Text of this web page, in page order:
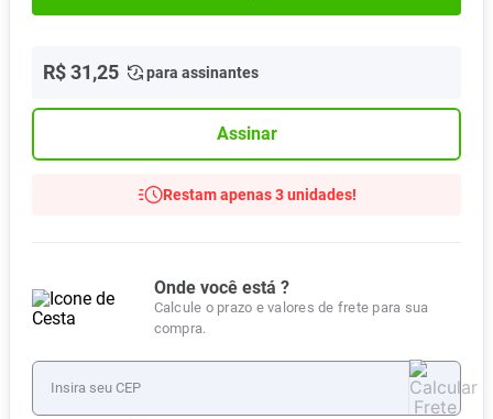
R$31,25 para assinantes
Assinar
Restam apenas 3 unidades!
Onde você está ?
Calcule o prazo e valores de frete para sua
compra.